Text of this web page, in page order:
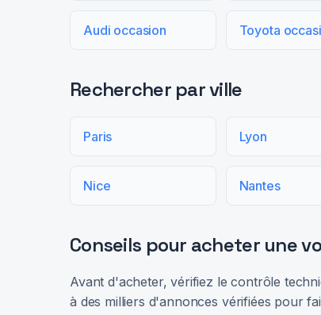
Audi occasion Toyota
Rechercher par ville
Paris Lyon
Nice Nantes
Conseils pour acheter une
Avant d'acheter, vérifiez le contrôle
à des milliers d'annonces vérifiées pour